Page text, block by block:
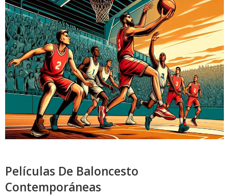
Películas De Baloncesto
Contemporáneas